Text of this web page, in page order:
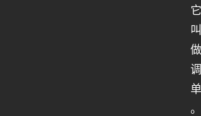
它
叫
做
调
单
。